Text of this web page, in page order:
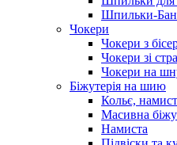
Шпильки-
Чокери
Чокери з
Чокери зі
Чокери на
Біжутерія на шию
Кольє,
Масивна
Намиста